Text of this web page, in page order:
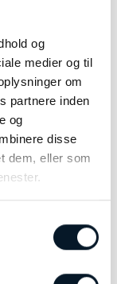
og
medier og til
om
partnere inden
og
disse
dem, eller som